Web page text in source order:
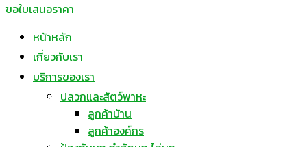
ขอใบเสนอราคา
หน้าหลัก
เกี่ยวกับเรา
บริการของเรา
ปลวกและสัตว์พาหะ
ลูกค้าบ้าน
ลูกค้าองค์กร